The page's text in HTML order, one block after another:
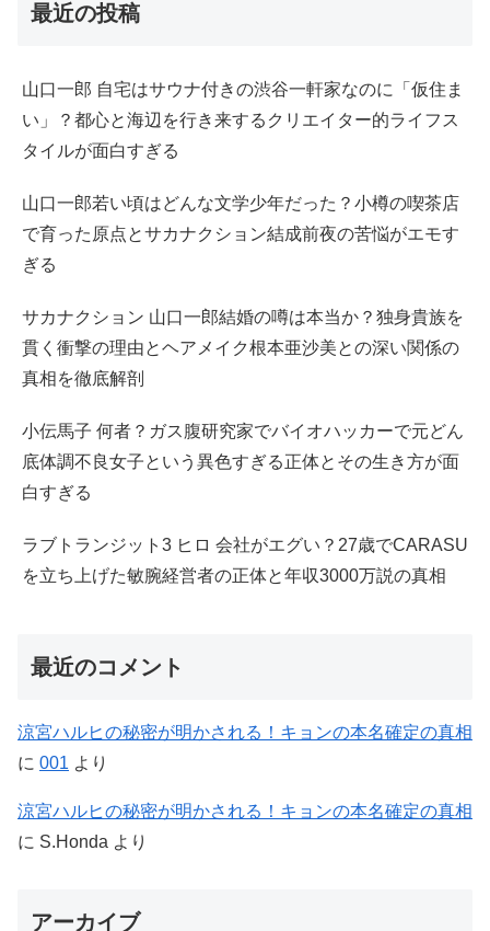
最近の投稿
山口一郎 自宅はサウナ付きの渋谷一軒家なのに「仮住ま
い」？都心と海辺を行き来するクリエイター的ライフス
タイルが面白すぎる
山口一郎若い頃はどんな文学少年だった？小樽の喫茶店
で育った原点とサカナクション結成前夜の苦悩がエモす
ぎる
サカナクション 山口一郎結婚の噂は本当か？独身貴族を
貫く衝撃の理由とヘアメイク根本亜沙美との深い関係の
真相を徹底解剖
小伝馬子 何者？ガス腹研究家でバイオハッカーで元どん
底体調不良女子という異色すぎる正体とその生き方が面
白すぎる
ラブトランジット3 ヒロ 会社がエグい？27歳でCARASU
を立ち上げた敏腕経営者の正体と年収3000万説の真相
最近のコメント
涼宮ハルヒの秘密が明かされる！キョンの本名確定の真相
に 001 より
涼宮ハルヒの秘密が明かされる！キョンの本名確定の真相
に S.Honda より
アーカイブ